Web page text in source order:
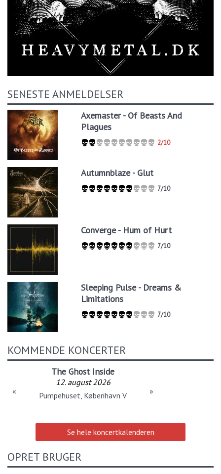
SENESTE ANMELDELSER
Axemaster - Of Beasts And
Plagues
2/10
Autumnblaze - Glut
7/10
Converge - Hum of Hurt
7/10
Sleeping Pulse - Dreams &
Limitations
7/10
KOMMENDE KONCERTER
The Ghost Inside
12. august 2026
Pumpehuset, København V
« »
Se hele koncertkalenderen
OPRET BRUGER